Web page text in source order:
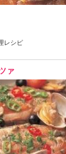
レシピ
ァ